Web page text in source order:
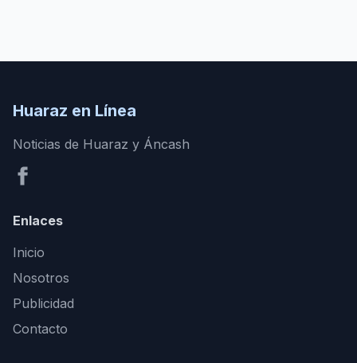
Huaraz en Línea
Noticias de Huaraz y Áncash
Enlaces
Inicio
Nosotros
Publicidad
Contacto